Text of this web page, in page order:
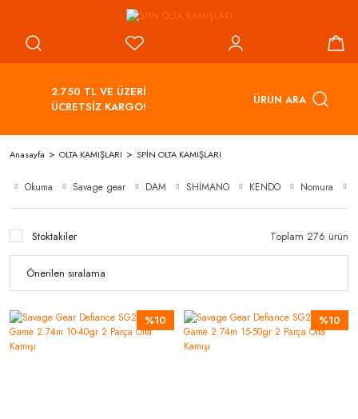
2.750 TL VE ÜZERİ
ÜCRETSİZ KARGO!
ÜRÜN ARA
Anasayfa OLTA KAMIŞLARI SPİN OLTA KAMIŞLARI
Okuma Savage gear DAM SHİMANO KENDO Nomura
Stoktakiler Toplam 276 ürün
%10 %10